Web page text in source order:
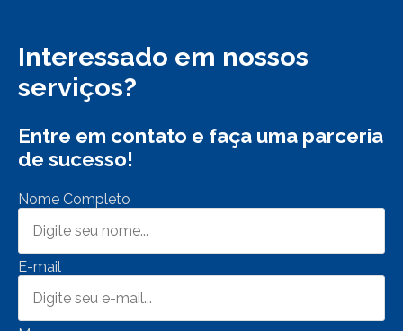
Interessado em nossos
serviços?
Entre em contato e faça uma parceria
de sucesso!
Nome Completo
E-mail